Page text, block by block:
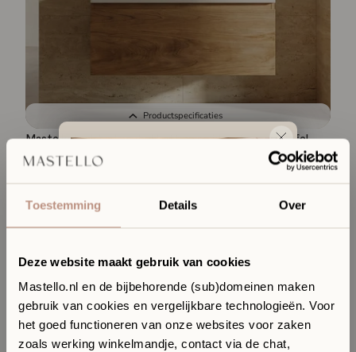
Toestemming Details Over
Deze website maakt gebruik van cookies
Mastello.nl en de bijbehorende (sub)domeinen maken
gebruik van cookies en vergelijkbare technologieën. Voor
het goed functioneren van onze websites voor zaken
zoals werking winkelmandje, contact via de chat,
Productspecificaties
Mastello teak badmeubel Loft en solid surface wastafel
Stretto mat wit
Ervaar jouw toekomstige
badkamer in onze Sanitair